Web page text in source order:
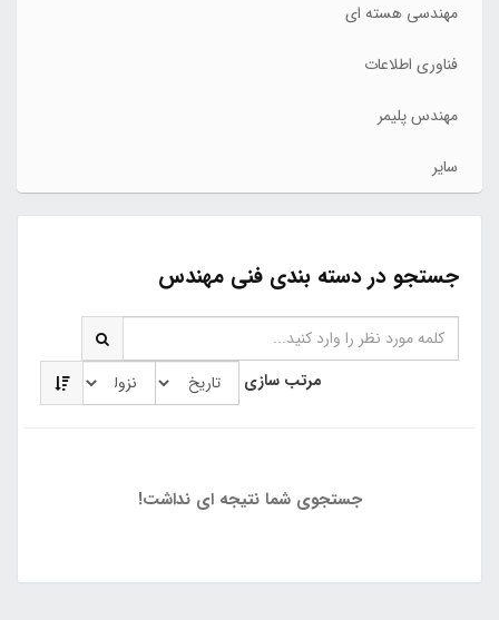
مهندسی هسته ای
فناوری اطلاعات
مهندس پلیمر
سایر
جستجو در دسته بندی فنی مهندس
مرتب سازی
جستجوی شما نتیجه ای نداشت!